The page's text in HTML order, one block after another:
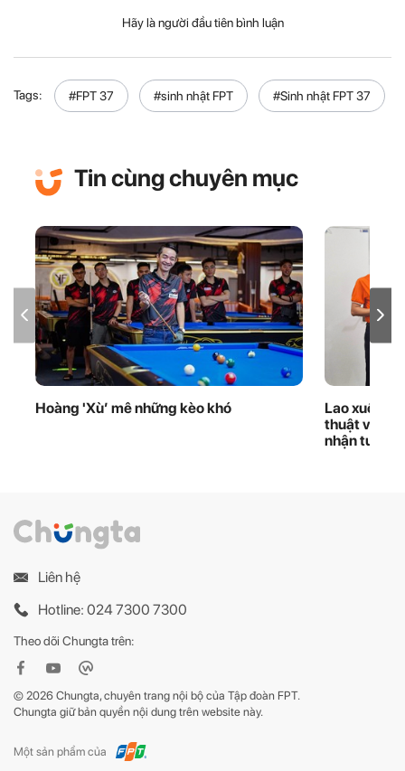
Hãy là người đầu tiên bình luận
Tags: #FPT 37 #sinh nhật FPT #Sinh nhật FPT 37
Tin cùng chuyên mục
Hoàng 'Xù’ mê những kèo khó
Lao xuống
thuật viên
nhận tuyên
Liên hệ
Hotline: 024 7300 7300
Theo dõi Chungta trên:
© 2026 Chungta, chuyên trang nội bộ của Tập đoàn FPT.
Chungta giữ bản quyền nội dung trên website này.
Một sản phẩm của